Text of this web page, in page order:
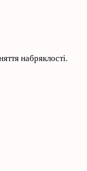
набряклості.